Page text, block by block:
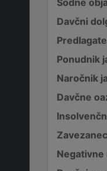
Davčni
Ponudnik
Naročnik
Davčne